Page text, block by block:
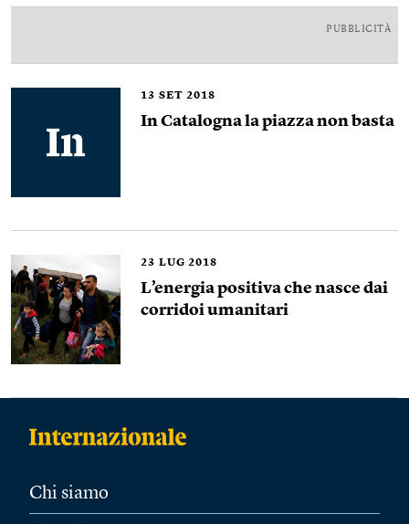
PUBBLICITÀ
13 SET 2018
In Catalogna la piazza non basta
23 LUG 2018
L’energia positiva che nasce dai
corridoi umanitari
Chi siamo